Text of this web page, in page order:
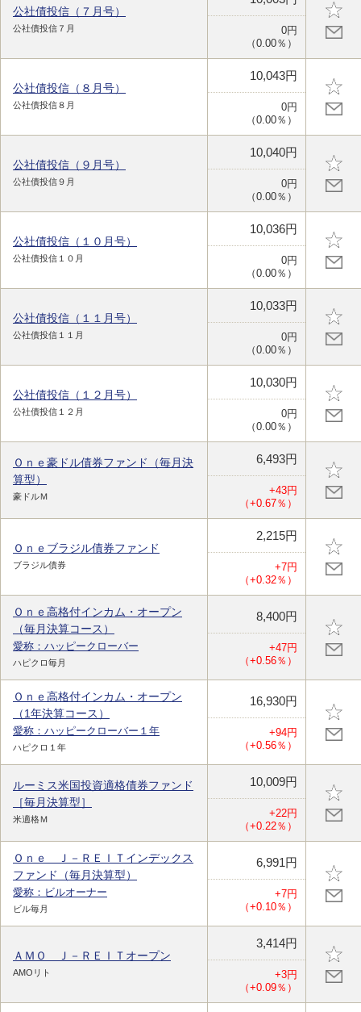
公社債投信（７月号）
公社債投信７月
0円
（0.00％）
公社債投信（８月号）
公社債投信８月
10,043円
0円
（0.00％）
公社債投信（９月号）
公社債投信９月
10,040円
0円
（0.00％）
公社債投信（１０月号）
公社債投信１０月
10,036円
0円
（0.00％）
公社債投信（１１月号）
公社債投信１１月
10,033円
0円
（0.00％）
公社債投信（１２月号）
公社債投信１２月
10,030円
0円
（0.00％）
Ｏｎｅ豪ドル債券ファンド（毎月決
算型）
豪ドルＭ
6,493円
+43円
（+0.67％）
Ｏｎｅブラジル債券ファンド
ブラジル債券
2,215円
+7円
（+0.32％）
Ｏｎｅ高格付インカム・オープン
（毎月決算コース）
愛称：ハッピークローバー
ハピクロ毎月
8,400円
+47円
（+0.56％）
Ｏｎｅ高格付インカム・オープン
（1年決算コース）
愛称：ハッピークローバー１年
ハピクロ１年
16,930円
+94円
（+0.56％）
ルーミス米国投資適格債券ファンド
［毎月決算型］
米適格Ｍ
10,009円
+22円
（+0.22％）
Ｏｎｅ Ｊ－ＲＥＩＴインデックス
ファンド（毎月決算型）
愛称：ビルオーナー
ビル毎月
6,991円
+7円
（+0.10％）
ＡＭＯ Ｊ－ＲＥＩＴオープン
AMOリト
3,414円
+3円
（+0.09％）